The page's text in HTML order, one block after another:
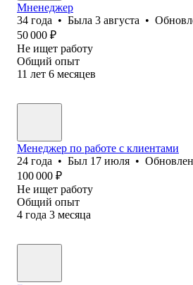
Мненеджер
34 года • Была 3 августа •
50 000 ₽
Не ищет работу
Общий опыт
11 лет 6 месяцев
Менеджер по работе с клиентами
24 года • Был 17 июля •
100 000 ₽
Не ищет работу
Общий опыт
4 года 3 месяца